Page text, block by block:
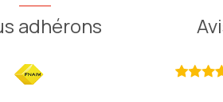
adhérons